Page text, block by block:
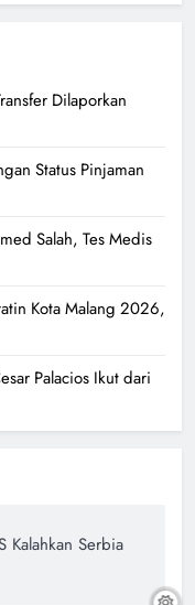
Dilaporkan
Status Pinjaman
Salah, Tes Medis
Kota Malang 2026,
Palacios Ikut dari
Kalahkan Serbia